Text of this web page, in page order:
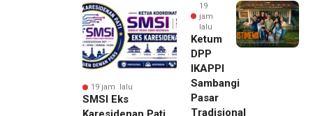
19 jam lalu
SMSI Eks
19
jam
lalu
Ketum
DPP
IKAPPI
Sambangi
Pasar
Tradisional